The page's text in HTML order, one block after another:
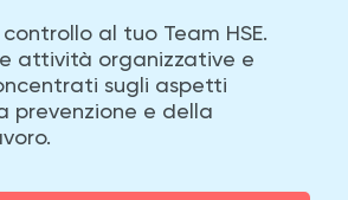
al tuo Team HSE.
attività organizzative e
sugli aspetti
prevenzione e della